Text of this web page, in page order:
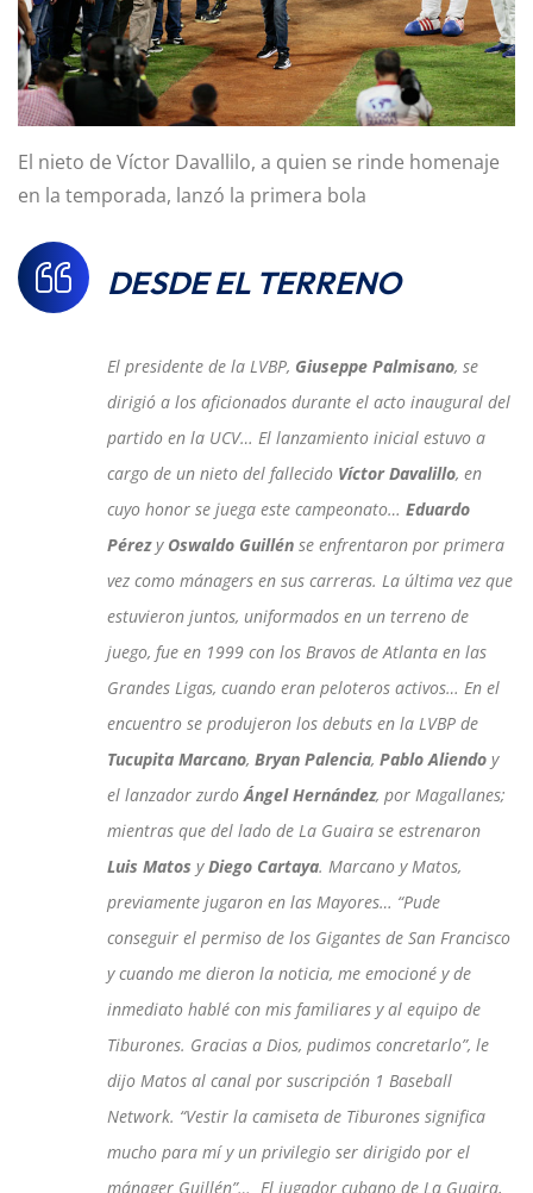
El nieto de Víctor Davallilo, a quien se rinde homenaje
en la temporada, lanzó la primera bola
DESDE EL TERRENO
El presidente de la LVBP, Giuseppe Palmisano, se
dirigió a los aficionados durante el acto inaugural del
partido en la UCV… El lanzamiento inicial estuvo a
cargo de un nieto del fallecido Víctor Davalillo, en
cuyo honor se juega este campeonato… Eduardo
Pérezy Oswaldo Guillén se enfrentaron por primera
vez como mánagers en sus carreras. La última vez que
estuvieron juntos, uniformados en un terreno de
juego, fue en 1999 con los Bravos de Atlanta en las
Grandes Ligas, cuando eran peloteros activos… En el
encuentro se produjeron los debuts en la LVBP de
Tucupita Marcano, Bryan Palencia, Pablo Aliendo y
el lanzador zurdoÁngel Hernández, por Magallanes;
mientras que del lado de La Guaira se estrenaron
Luis Matos yDiego Cartaya. Marcano y Matos,
previamente jugaron en las Mayores… “Pude
conseguir el permiso de los Gigantes de San Francisco
y cuando me dieron la noticia, me emocioné y de
inmediato hablé con mis familiares y al equipo de
Tiburones. Gracias a Dios, pudimos concretarlo”, le
dijo Matos al canal por suscripción 1 Baseball
Network. “Vestir la camiseta de Tiburones significa
mucho para mí y un privilegio ser dirigido por el
mánager Guillén”… El jugador cubano de La Guaira,